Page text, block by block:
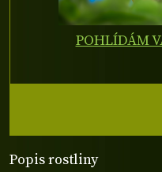
Popis rostliny
POHLÍDÁM